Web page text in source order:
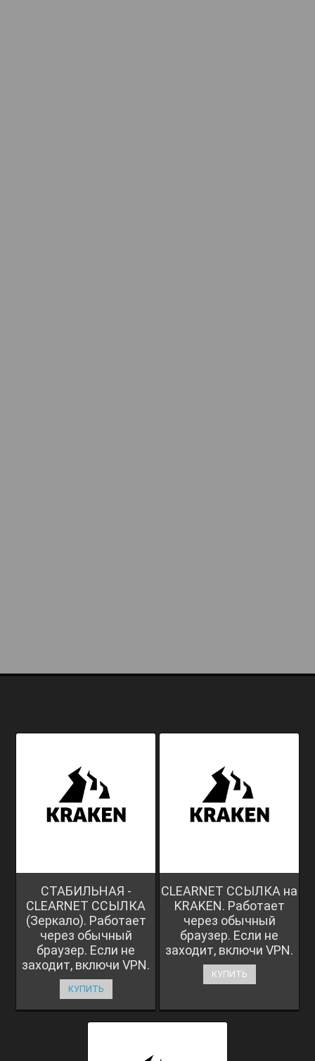
СТАБИЛЬНАЯ -
CLEARNET ССЫЛКА
(Зеркало). Работает
через обычный
браузер. Если не
заходит, включи VPN.
КУПИТЬ
CLEARNET ССЫЛКА на
KRAKEN. Работает
через обычный
браузер. Если не
заходит, включи VPN.
КУПИТЬ